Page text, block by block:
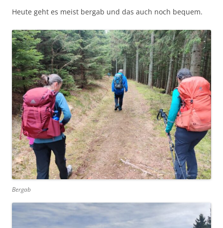
Heute geht es meist bergab und das auch noch bequem.
Bergab